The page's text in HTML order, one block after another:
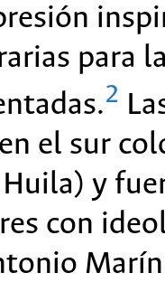
para
2
en el sur
y
con